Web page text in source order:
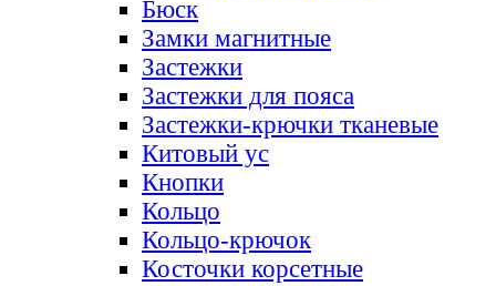
Бюск
Замки магнитные
Застежки
Застежки для пояса
Застежки-крючки тканевые
Китовый ус
Кнопки
Кольцо
Кольцо-крючок
Косточки корсетные